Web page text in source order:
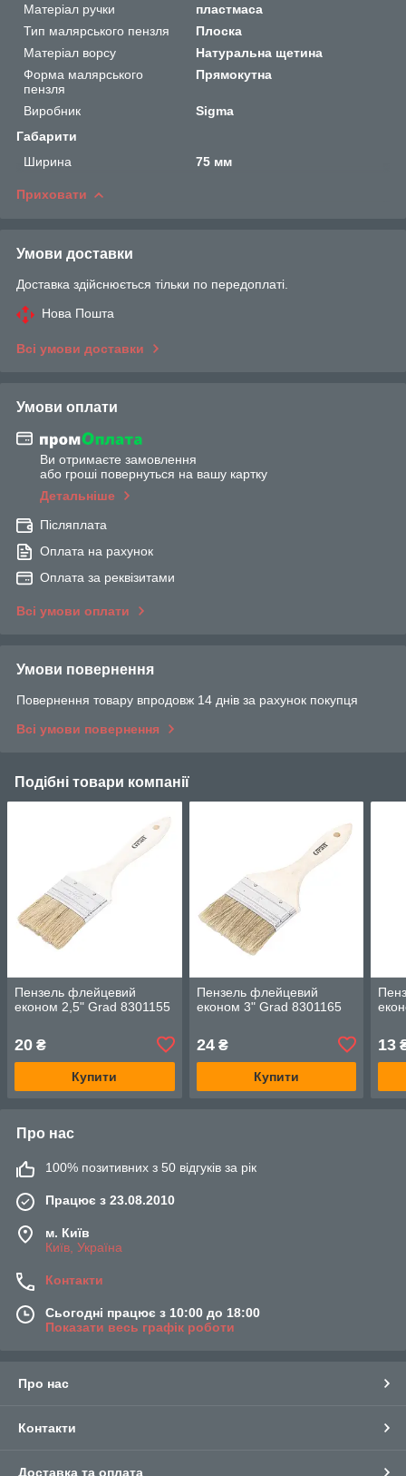
Матеріал ручки
пластмаса
Тип малярського пензля
Плоска
Матеріал ворсу
Натуральна щетина
Форма малярського
пензля
Прямокутна
Виробник
Sigma
Габарити
Ширина
75 мм
Приховати
Умови доставки
Доставка здійснюється тільки по передоплаті.
Нова Пошта
Всі умови доставки
Умови оплати
Ви отримаєте замовлення
або гроші повернуться на вашу картку
Детальніше
Післяплата
Оплата на рахунок
Оплата за реквізитами
Всі умови оплати
Умови повернення
Повернення товару впродовж 14 днів за рахунок покупця
Всі умови повернення
Подібні товари компанії
Пензель флейцевий
економ 2,5" Grad 8301155
20 ₴
Купити
Пензель флейцевий
економ 3" Grad 8301165
24₴
Купити
13
Про нас
100% позитивних з 50 відгуків за рік
Працює з 23.08.2010
м. Київ
Київ, Україна
Контакти
Сьогодні працює з 10:00 до 18:00
Показати весь графік роботи
Про нас
Контакти
Доставка та оплата